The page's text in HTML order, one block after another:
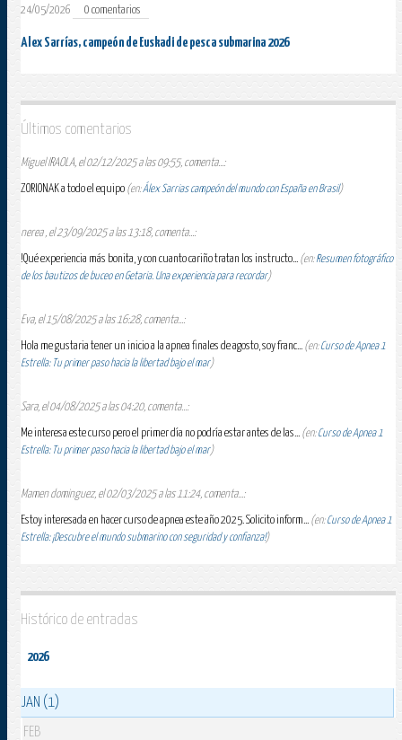
24/05/2026 0 comentarios
Alex Sarrías, campeón de Euskadi de pesca submarina 2026
Últimos comentarios
Miguel IRAOLA, el 02/12/2025 a las 09:55, comenta...:
ZORIONAK a todo el equipo (en:Álex Sarrias campeón del mundo con España en Brasil)
nerea , el 23/09/2025 a las 13:18, comenta...:
!Qué experiencia más bonita, y con cuanto cariño tratan los instructo... (en:Resumen fotográfico
de los bautizos de buceo en Getaria. Una experiencia para recordar)
Eva, el 15/08/2025 a las 16:28, comenta...:
Hola me gustaria tener un inicio a la apnea finales de agosto, soy franc... (en:Curso de Apnea 1
Estrella: Tu primer paso hacia la libertad bajo el mar)
Sara, el 04/08/2025 a las 04:20, comenta...:
Me interesa este curso pero el primer día no podría estar antes de las... (en:Curso de Apnea 1
Estrella: Tu primer paso hacia la libertad bajo el mar)
Mamen dominguez, el 02/03/2025 a las 11:24, comenta...:
Estoy interesada en hacer curso de apnea este año 2025. Solicito inform... (en:Curso de Apnea 1
Estrella: ¡Descubre el mundo submarino con seguridad y confianza!)
Histórico de entradas
2026
JAN (1)
FEB